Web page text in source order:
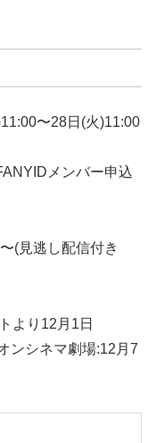
〜28日(火)11:00
メンバー申込
(見逃し配信付き
より12月1日
ンシネマ劇場:12月7